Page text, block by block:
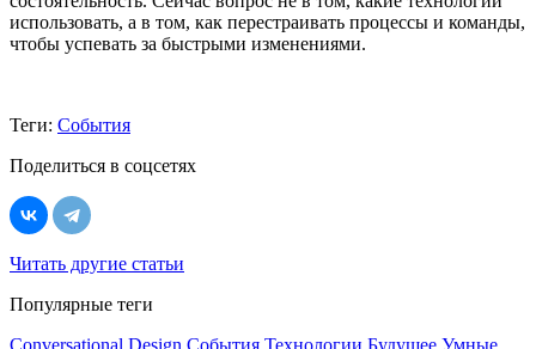
использовать, а в том, как перестраивать процессы и команды,
чтобы успевать за быстрыми изменениями.
Теги: События
Поделиться в соцсетях
Читать другие статьи
Популярные теги
Conversational Design События Технологии Будущее Умные